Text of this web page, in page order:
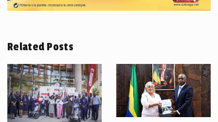
Related Posts